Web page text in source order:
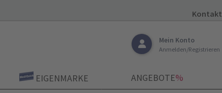
Kontakt
Mein Konto
Anmelden/Registrieren
EIGENMARKE ANGEBOTE­%